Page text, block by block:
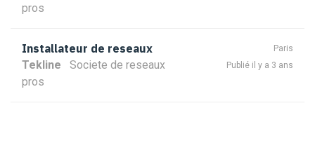
pros
Installateur de reseaux
Tekline
Societe de reseaux
pros
Paris
Publié il y a 3 ans